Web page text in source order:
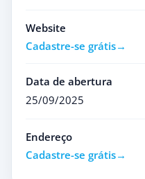
Website
Cadastre-se grátis
Data de abertura
25/09/2025
Endereço
Cadastre-se grátis